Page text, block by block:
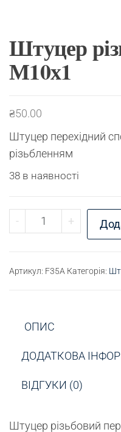
Штуцер
М10х1
₴50.00
Штуцер перехідний
різьбленням
38 в наявності
- Штуцер різьбовий
+
Артикул: F35A Категорія:
ОПИС
ДОДАТКОВА
ВІДГУКИ (0)
Штуцер різьбовий